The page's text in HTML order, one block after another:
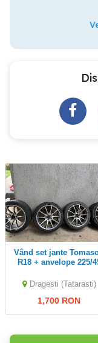
Vând set jante Tomason
R18 + anvelope 225/
Dragesti (Tatarasti)
1,700 RON